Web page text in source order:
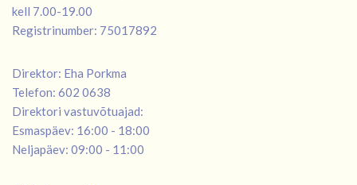
kell 7.00-19.00
Registrinumber: 75017892
Direktor: Eha Porkma
Telefon: 602 0638
Direktori vastuvõtuajad:
Esmaspäev: 16:00 - 18:00
Neljapäev: 09:00 - 11:00